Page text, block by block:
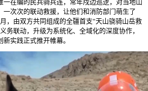
一在编的民兵骑兵连，常年戍边巡逻，对当地山
一次次的联动救援，让他们和消防部门萌生了
，由双方共同组成的全疆首支“天山骁骑山岳救
务联动，升级为系统化、全域化的深度协作，
实践正式推开帷幕。